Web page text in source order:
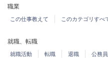
職業
この仕事教えて このカテゴリすべ
就職、転職
就職活動 転職 退職 公務